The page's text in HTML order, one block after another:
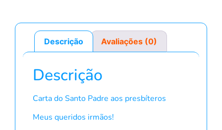
Descrição Avaliações (0)
Descrição
Carta do Santo Padre aos presbíteros
Meus queridos irmãos!